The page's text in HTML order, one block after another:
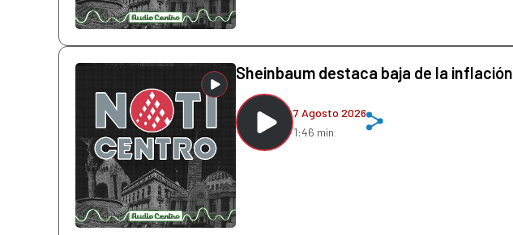
Sheinbaum destaca baja de la inflación
7 Agosto 2026
1:46 min